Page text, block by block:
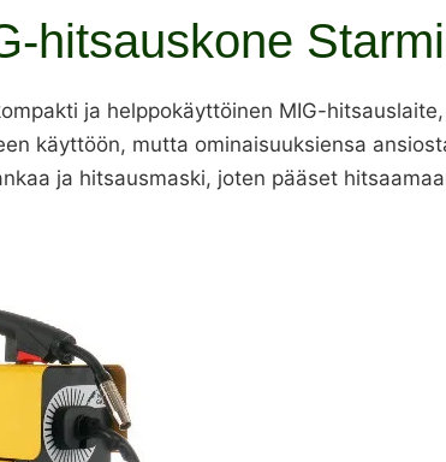
hitsauskone
ja helppokäyttöinen MIG-
käyttöön, mutta ominaisuuksiensa
ja hitsausmaski, joten pääset